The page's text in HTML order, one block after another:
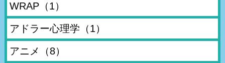
WRAP（1）
アドラー心理学 （1）
アニメ （8）